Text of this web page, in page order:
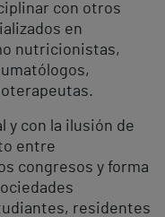
con otros
en
nutricionistas,
y con la ilusión de
entre
congresos y forma
residentes